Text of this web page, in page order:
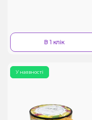
В 1 клік
У наявності